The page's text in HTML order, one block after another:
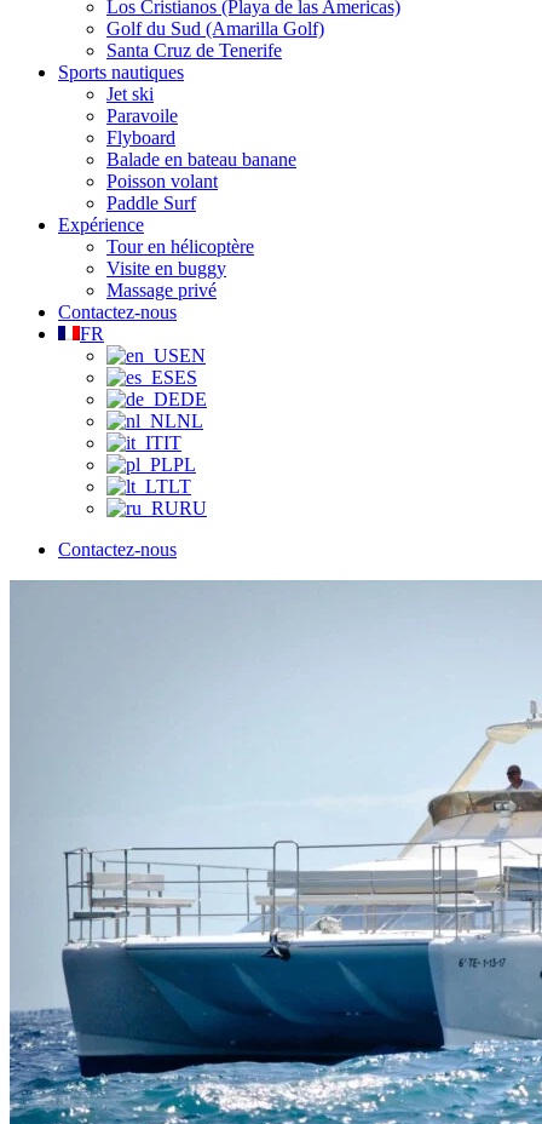
Los Cristianos (Playa de las Americas)
Golf du Sud (Amarilla Golf)
Santa Cruz de Tenerife
Sports nautiques
Jet ski
Paravoile
Flyboard
Balade en bateau banane
Poisson volant
Paddle Surf
Expérience
Tour en hélicoptère
Visite en buggy
Massage privé
Contactez-nous
FR
EN
ES
DE
NL
IT
PL
LT
RU
Contactez-nous